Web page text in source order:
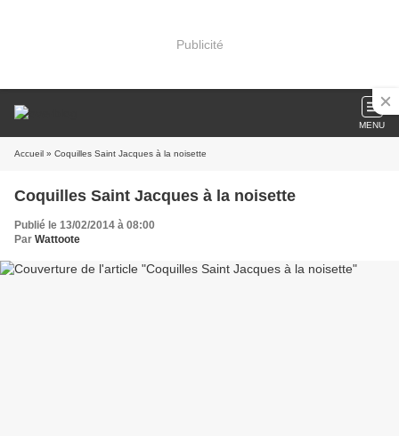
Publicité
MENU
Accueil » Coquilles Saint Jacques à la noisette
Coquilles Saint Jacques à la noisette
Publié le 13/02/2014 à 08:00
Par Wattoote